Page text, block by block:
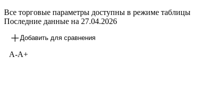
Все торговые параметры доступны в режиме таблицы
Последние данные на 27.04.2026
Добавить для сравнения